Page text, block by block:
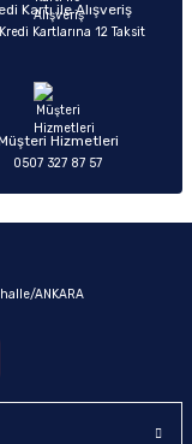
Kartı ile Alışveriş
Kartlarına 12 Taksit
Hizmetleri
0507 327 87 57
ANKARA